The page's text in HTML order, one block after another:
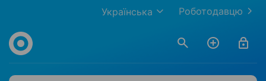
Роботодавцю
Українська